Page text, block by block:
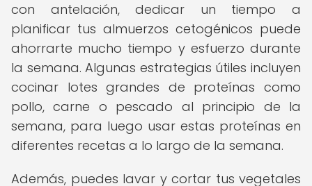
con antelación, dedicar un tiempo a
planificar tus almuerzos cetogénicos puede
ahorrarte mucho tiempo y esfuerzo durante
la semana. Algunas estrategias útiles incluyen
cocinar lotes grandes de proteínas como
pollo, carne o pescado al principio de la
semana, para luego usar estas proteínas en
diferentes recetas a lo largo de la semana.
Además, puedes lavar y cortar tus vegetales